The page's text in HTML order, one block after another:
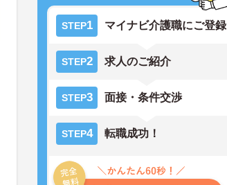
STEP1 マイナビ介護職にご登録
STEP2 求人のご紹介
STEP3 面接・条件交渉
STEP4 転職成功！